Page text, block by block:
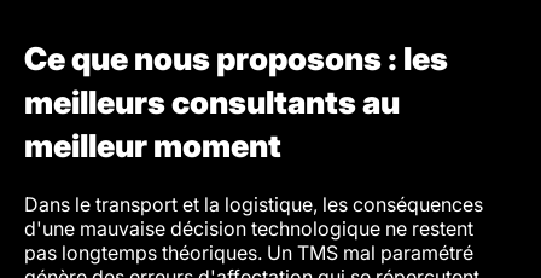
Ce que nous proposons : les
meilleurs consultants au
meilleur moment
Dans le transport et la logistique, les conséquences
d'une mauvaise décision technologique ne restent
pas longtemps théoriques. Un TMS mal paramétré